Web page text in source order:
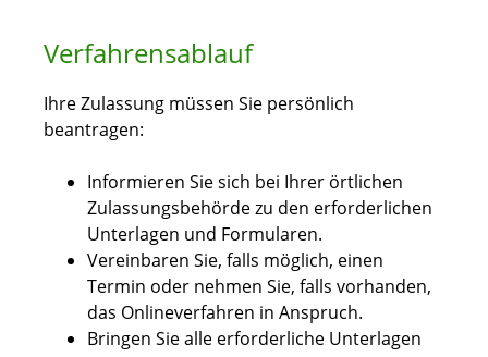
Verfahrensablauf
Ihre Zulassung müssen Sie persönlich
beantragen:
Informieren Sie sich bei Ihrer örtlichen
Zulassungsbehörde zu den erforderlichen
Unterlagen und Formularen.
Vereinbaren Sie, falls möglich, einen
Termin oder nehmen Sie, falls vorhanden,
das Onlineverfahren in Anspruch.
Bringen Sie alle erforderliche Unterlagen